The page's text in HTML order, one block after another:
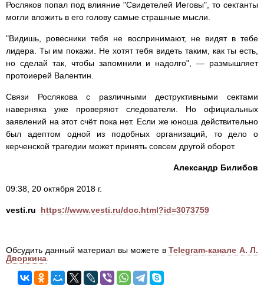
Росляков попал под влияние "Свидетелей Иеговы", то сектанты
могли вложить в его голову самые страшные мысли.
"Видишь, ровесники тебя не воспринимают, не видят в тебе
лидера. Ты им покажи. Не хотят тебя видеть таким, как ты есть,
но сделай так, чтобы запомнили и надолго", — размышляет
протоиерей Валентин.
Связи Рослякова с различными деструктивными сектами
наверняка уже проверяют следователи. Но официальных
заявлений на этот счёт пока нет. Если же юноша действительно
был адептом одной из подобных организаций, то дело о
керченской трагедии может принять совсем другой оборот.
Александр Билибов
09:38, 20 октября 2018 г.
vesti.ru https://www.vesti.ru/doc.html?id=3073759
Обсудить данный материал вы можете в Telegram-канале А. Л.
Дворкина